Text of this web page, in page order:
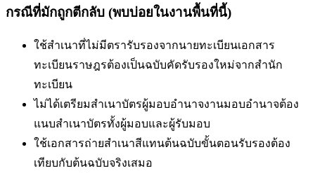
กรณีที่มักถูกตีกลับ (พบบ่อยในงานพื้นที่นี้)
ใช้สำเนาที่ไม่มีตรารับรองจากนายทะเบียนเอกสาร
ทะเบียนราษฎรต้องเป็นฉบับคัดรับรองใหม่จากสำนัก
ทะเบียน
ไม่ได้เตรียมสำเนาบัตรผู้มอบอำนาจงานมอบอำนาจต้อง
แนบสำเนาบัตรทั้งผู้มอบและผู้รับมอบ
ใช้เอกสารถ่ายสำเนาสีแทนต้นฉบับขั้นตอนรับรองต้อง
เทียบกับต้นฉบับจริงเสมอ